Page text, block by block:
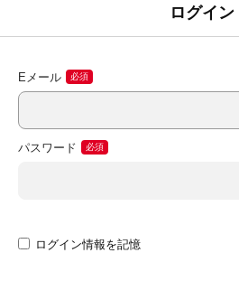
ログイン
Eメール
パスワード
ログイン情報を記憶